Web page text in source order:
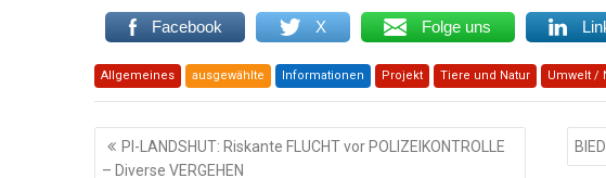
Facebook X Folge uns
Allgemeines ausgewählte Informationen Projekt Tiere und Natur Umwelt /
Beitragsnavigation
PI-LANDSHUT: Riskante FLUCHT vor POLIZEIKONTROLLE
– Diverse VERGEHEN